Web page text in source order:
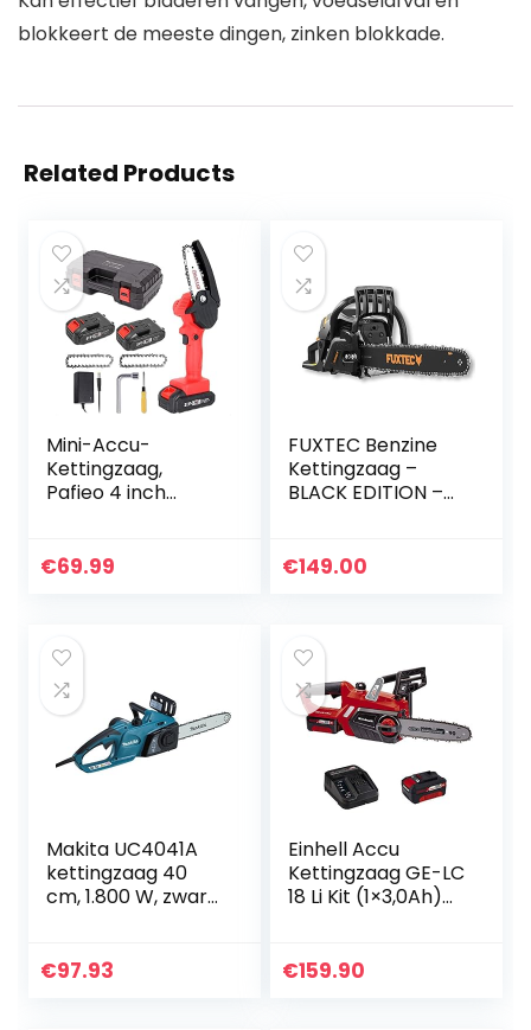
blokkeert de meeste dingen, zinken blokkade.
Related Products
Mini-Accu-
Kettingzaag,
Pafieo 4 inch
Elektrische
€69.99
FUXTEC Benzine
Kettingzaag –
BLACK EDITION –
46cm blad en
€149.00
Makita UC4041A
kettingzaag 40
cm, 1.800 W, zwart
€97.93
Einhell Accu
Kettingzaag GE-LC
18 Li Kit (1×3,0Ah)
zwaardlengte, 23
€159.90